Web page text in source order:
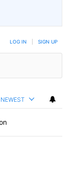
LOG IN SIGN UP
NEWEST